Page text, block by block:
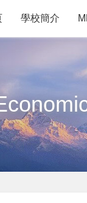
學校簡介